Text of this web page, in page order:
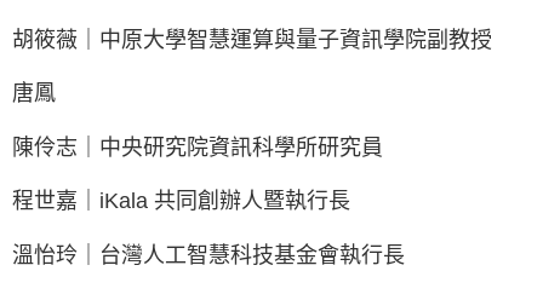
胡筱薇｜中原大學智慧運算與量子資訊學院副教授
唐鳳
陳伶志｜中央研究院資訊科學所研究員
程世嘉｜iKala 共同創辦人暨執行長
溫怡玲｜台灣人工智慧科技基金會執行長